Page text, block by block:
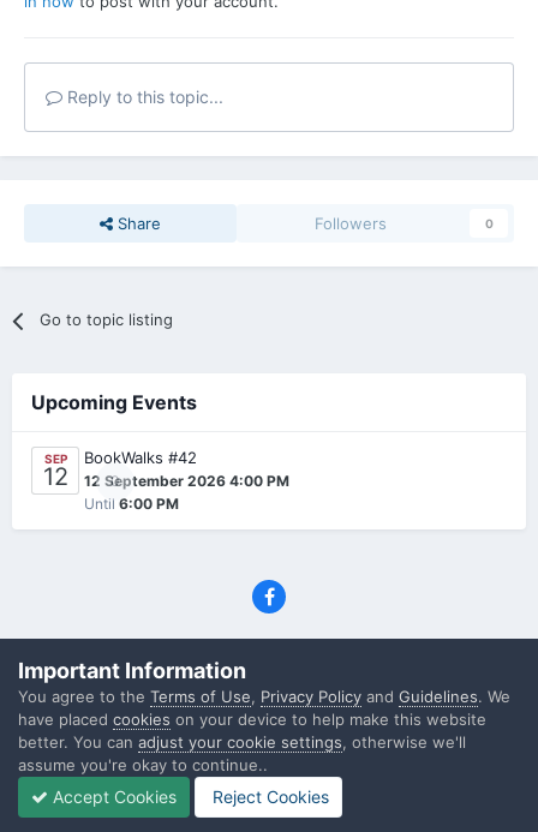
Reply to this topic...
Share Followers 0
Go to topic listing
Upcoming Events
SEP
12 0
BookWalks #42
12 September 2026 4:00 PM
Until 6:00 PM
(C) SFF.gr, All rights reserved
Powered by Invision Community
Important Information
You agree to the Terms of Use, Privacy Policy and Guidelines. We
have placed cookies on your device to help make this website
better. You can adjust your cookie settings, otherwise we'll
assume you're okay to continue..
Accept Cookies Reject Cookies